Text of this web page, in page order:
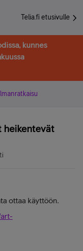
Telia.fi etusivulle
kunnes
heikentevät
ottaa käyttöön.